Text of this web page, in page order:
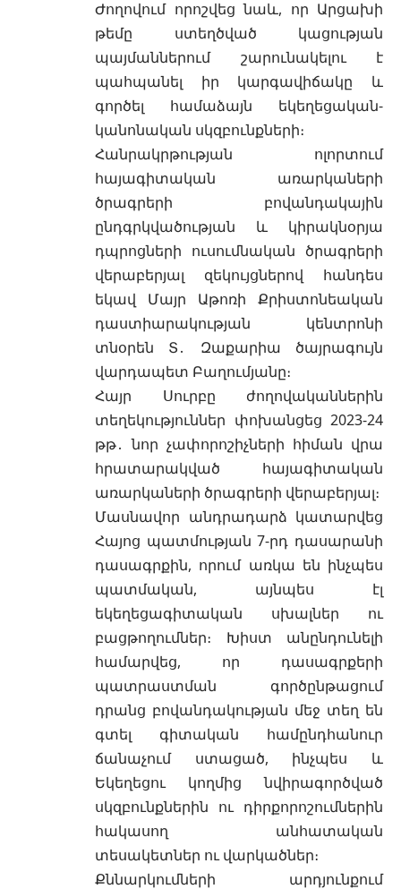
Ժողովում որոշվեց նաև, որ Արցախի
թեմը ստեղծված կացության
պայմաններում շարունակելու է
պահպանել իր կարգավիճակը և
գործել համաձայն եկեղեցական-
կանոնական սկզբունքների։
Հանրակրթության ոլորտում
հայագիտական առարկաների
ծրագրերի բովանդակային
ընդգրկվածության և կիրակնօրյա
դպրոցների ուսումնական ծրագրերի
վերաբերյալ զեկույցներով հանդես
եկավ Մայր Աթոռի Քրիստոնեական
դաստիարակության կենտրոնի
տնօրեն Տ․ Զաքարիա ծայրագույն
վարդապետ Բաղումյանը։
Հայր Սուրբը ժողովականներին
տեղեկություններ փոխանցեց 2023-24
թթ․ նոր չափորոշիչների հիման վրա
հրատարակված հայագիտական
առարկաների ծրագրերի վերաբերյալ։
Մասնավոր անդրադարձ կատարվեց
Հայոց պատմության 7-րդ դասարանի
դասագրքին, որում առկա են ինչպես
պատմական, այնպես էլ
եկեղեցագիտական սխալներ ու
բացթողումներ։ Խիստ անընդունելի
համարվեց, որ դասագրքերի
պատրաստման գործընթացում
դրանց բովանդակության մեջ տեղ են
գտել գիտական համընդհանուր
ճանաչում ստացած, ինչպես և
Եկեղեցու կողմից նվիրագործված
սկզբունքներին ու դիրքորոշումներին
հակասող անհատական
տեսակետներ ու վարկածներ։
Քննարկումների արդյունքում